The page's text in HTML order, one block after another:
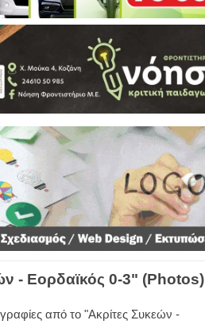
- Εορδαϊκός 0-3" (Photos)
από το "Ακρίτες Συκεών -